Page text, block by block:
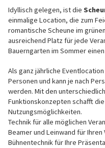
Idyllisch gelegen, ist die
einmalige Location, die zum
romantische Scheune im
ausreichend Platz für jede
Bauerngarten im Sommer
Als ganz jährliche
Personen und kann je nach
werden. Mit den
Funktionskonzepten schafft
Nutzungsmöglichkeiten.
Technik für alle möglichen
Beamer und Leinwand für
Bühnentechnik für Ihre